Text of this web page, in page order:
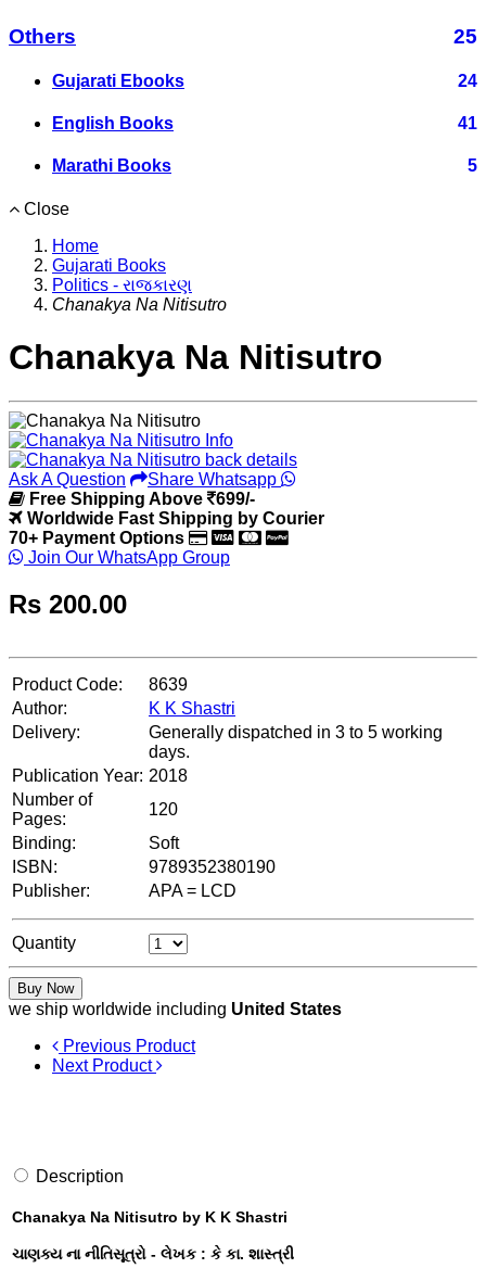
Others 25
Gujarati Ebooks 24
English Books 41
Marathi Books 5
Close
Home
Gujarati Books
Politics - રાજકારણ
Chanakya Na Nitisutro
Chanakya Na Nitisutro
Ask A Question
Share Whatsapp
Free Shipping Above
699/-
Worldwide Fast Shipping by Courier
70+ Payment Options
Join Our WhatsApp Group
Rs 200.00
Product Code:
8639
Author:
K K Shastri
Delivery:
Generally dispatched in 3 to 5 working
days.
Publication Year: 2018
Number of
Pages:
120
Binding:
Soft
ISBN:
9789352380190
Publisher:
APA = LCD
Quantity
Buy Now
we ship worldwide including United States
Previous Product
Next Product
Description
Chanakya Na Nitisutro by K K Shastri
ચાણક્ય ના નીતિસૂત્રો - લેખક : કે કા. શાસ્ત્રી